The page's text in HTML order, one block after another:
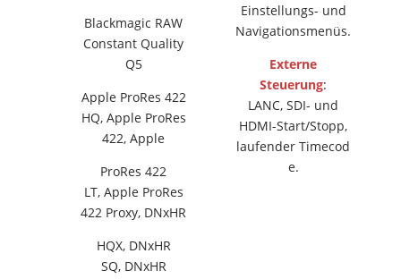
Blackmagic RAW
Constant Quality
Q5
Apple ProRes 422
HQ, Apple ProRes
422, Apple
ProRes 422
LT, Apple ProRes
422 Proxy, DNxHR
HQX, DNxHR
SQ, DNxHR
Einstellungs- und
Navigationsmenüs.
Externe
Steuerung:
LANC, SDI- und
HDMI-Start/Stopp,
laufender Timecod
e.